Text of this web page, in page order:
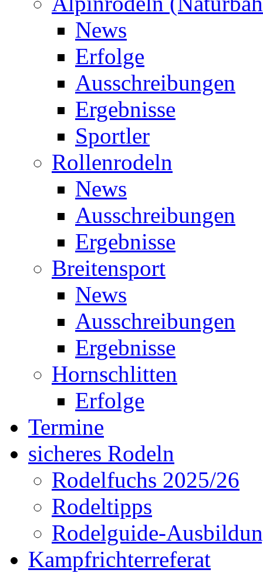
News
Erfolge
Ausschreibungen
Ergebnisse
Sportler
Rollenrodeln
News
Ausschreibungen
Ergebnisse
Breitensport
News
Ausschreibungen
Ergebnisse
Hornschlitten
Erfolge
Termine
sicheres Rodeln
Rodelfuchs 2025/26
Rodeltipps
Rodelguide-
Kampfrichterreferat